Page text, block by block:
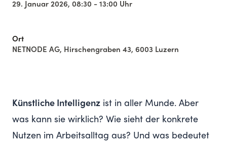
29. Januar 2026, 08:30 - 13:00 Uhr
Ort
NETNODE AG, Hirschengraben 43, 6003 Luzern
Künstliche Intelligenz ist in aller Munde. Aber
was kann sie wirklich? Wie sieht der konkrete
Nutzen im Arbeitsalltag aus? Und was bedeutet